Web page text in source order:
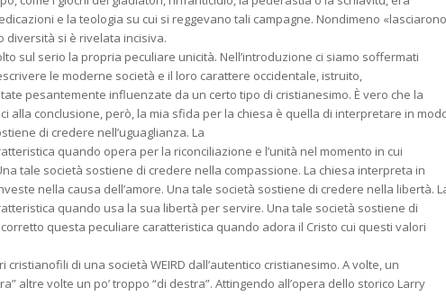
e la teologia su cui si reggevano tali campagne. Nondimeno «lasciarono
diversità si è rivelata incisiva.
sul serio la propria peculiare unicità. Nell’introduzione ci siamo soffermati
le moderne società e il loro carattere occidentale, istruito,
pesantemente influenzate da un certo tipo di cristianesimo. È vero che la
alla conclusione, però, la mia sfida per la chiesa è quella di interpretare in
di credere nell’uguaglianza. La
quando opera per la riconciliazione e l’unità nel momento in cui
tale società sostiene di credere nella compassione. La chiesa interpreta in
nella causa dell’amore. Una tale società sostiene di credere nella libertà.
quando usa la sua libertà per servire. Una tale società sostiene di
questa peculiare caratteristica quando adora il Cristo cui questi valori
di una società WEIRD dall’autentico cristianesimo. A volte, un
altre volte un po’ troppo “di destra”. Attingendo all’opera dello storico Larry